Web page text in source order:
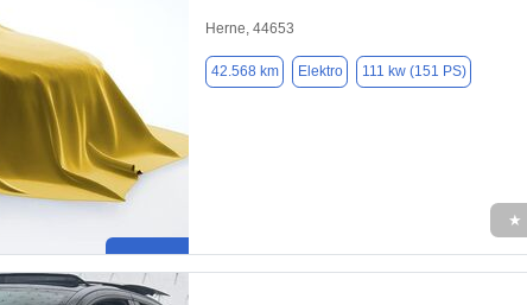
Herne, 44653
42.568 km Elektro 111 kw (151 PS)
★